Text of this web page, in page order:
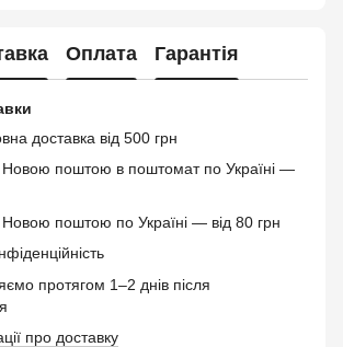
Оплата Гарантія
доставка від 500 грн
Новою поштою в поштомат по Україні —
Новою поштою по Україні — від 80 грн
протягом 1–2 днів після
про доставку